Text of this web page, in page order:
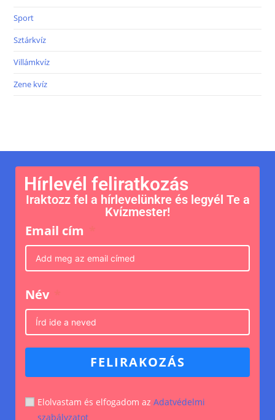
Sport
Sztárkvíz
Villámkvíz
Zene kvíz
Hírlevél feliratkozás
Iraktozz fel a hírlevelünkre és legyél Te a
Kvízmester!
Email cím
Név
FELIRAKOZÁS
Elolvastam és elfogadom az Adatvédelmi
szabályzatot